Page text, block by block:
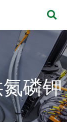
磷钾